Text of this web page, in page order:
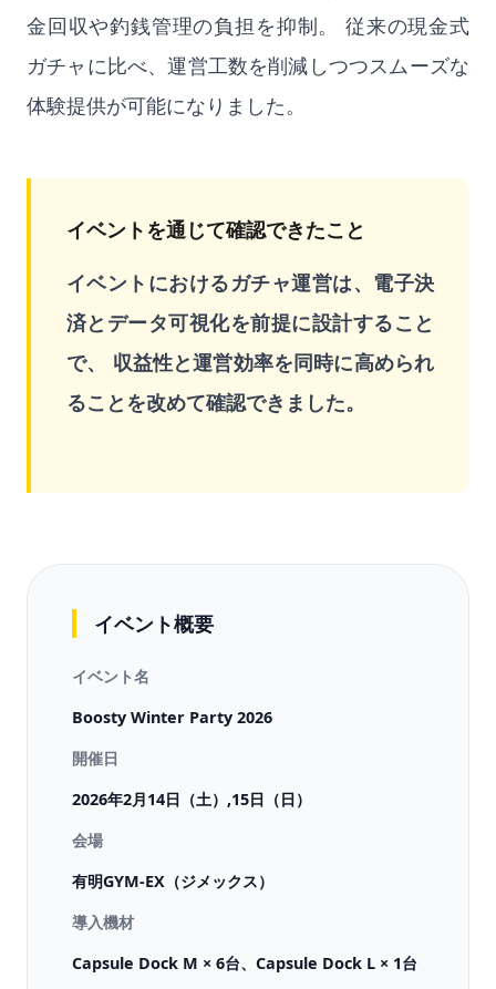
金回収や釣銭管理の負担を抑制。 従来の現金式
ガチャに比べ、運営工数を削減しつつスムーズな
体験提供が可能になりました。
イベントを通じて確認できたこと
イベントにおけるガチャ運営は、電子決
済とデータ可視化を前提に設計すること
で、 収益性と運営効率を同時に高められ
ることを改めて確認できました。
イベント概要
イベント名
Boosty Winter Party 2026
開催日
2026年2月14日（土）,15日（日）
会場
有明GYM-EX（ジメックス）
導入機材
Capsule Dock M × 6台、Capsule Dock L × 1台